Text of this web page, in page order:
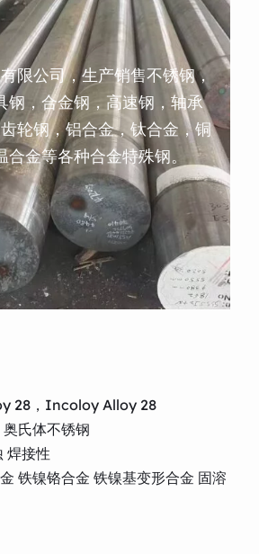
限公司，生产销售不锈钢，
钢，合金钢，高速钢，轴承
轮钢，铝合金，钛合金，铜
合金等各种合金特殊钢。
28，Incoloy Alloy 28
氏体不锈钢
焊接性
铁镍铬合金 铁镍基变形合金 固溶